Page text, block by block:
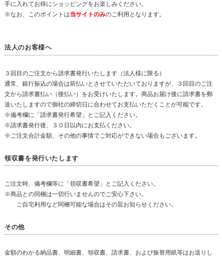
手に入れてお得にショッピングをお楽しみください。
※なお、このポイントは当サイトのみのご利用となります。
法人のお客様へ
３回目のご注文から請求書発行いたします（法人様に限る）
通常、銀行振込の場合は前払いとさせていただいておりますが、３回目のご注
文から請求書払い（後払い）をお受けいたします。商品お届け後に請求書を郵
送いたしますので御社の締切日に合わせてお支払いただくことが可能です。
※備考欄に「請求書発行希望」とご記入ください。
※請求書発行後、３０日以内にお支払ください。
※ご注文合計金額、その他の事情でご対応ができない場合もございます。
領収書を発行いたします
ご注文時、備考欄等に「領収書希望」とご記入ください。
※商品との同梱は一切行いませんのでご安心下さい。
ご自宅利用など同梱可能な場合はその旨お知らせください。
その他
金額のわかる納品書、明細書、領収書、請求書、および振替用紙等はお送りし